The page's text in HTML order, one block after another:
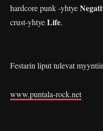
hardcore punk -yhtye
crust-yhtyeLife.
Festarin liput tulevat
www.puntala-rock.net